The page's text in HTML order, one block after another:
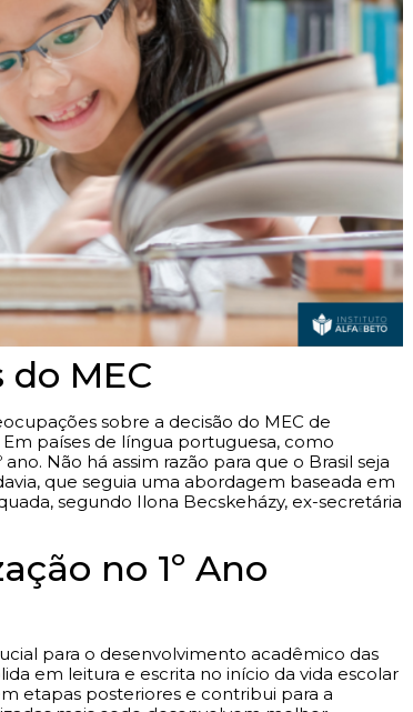
do MEC
sobre a decisão do MEC de
países de língua portuguesa, como
Não há assim razão para que o Brasil seja
que seguia uma abordagem baseada em
segundo Ilona Becskeházy, ex-secretária
no 1º Ano
para o desenvolvimento acadêmico das
em leitura e escrita no início da vida escolar
etapas posteriores e contribui para a